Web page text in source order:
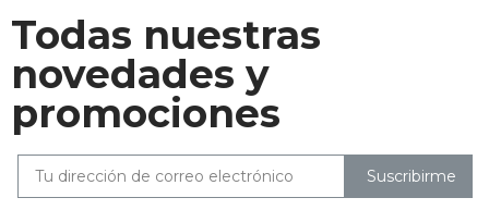
Todas nuestras
novedades y
promociones
Suscribirme